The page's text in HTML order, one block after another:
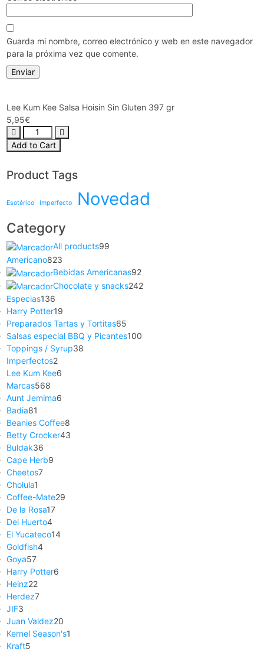
Guarda mi nombre, correo electrónico y web en este navegador
para la próxima vez que comente.
Lee Kum Kee Salsa Hoisin Sin Gluten 397 gr
5,95€
Add to Cart
Product Tags
Esotérico Imperfecto Novedad
Category
All products99
Americano823
Bebidas Americanas92
Chocolate y snacks242
Especias136
Harry Potter19
Preparados Tartas y Tortitas65
Salsas especial BBQ y Picantes100
Toppings / Syrup38
Imperfectos2
Lee Kum Kee6
Marcas568
Aunt Jemima6
Badia81
Beanies Coffee8
Betty Crocker43
Buldak36
Cape Herb9
Cheetos7
Cholula1
Coffee-Mate29
De la Rosa17
Del Huerto4
El Yucateco14
Goldfish4
Goya57
Harry Potter6
Heinz22
Herdez7
JIF3
Juan Valdez20
Kernel Season's1
Kraft5